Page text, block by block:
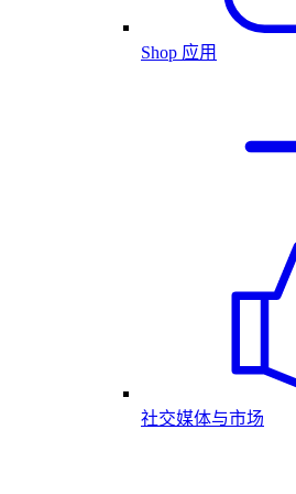
Shop 应用
社交媒体与市场